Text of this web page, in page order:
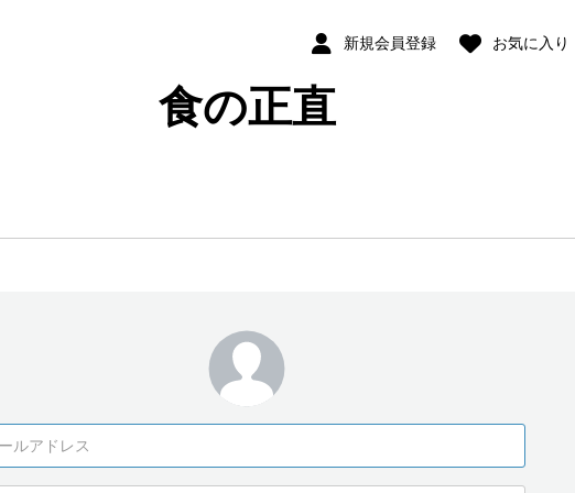
新規会員登録 お気に入り
食の正直